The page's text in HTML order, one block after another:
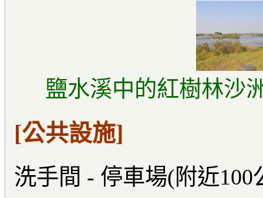
鹽水溪中的紅樹林沙
[公共設施]
洗手間 - 停車場(附近100